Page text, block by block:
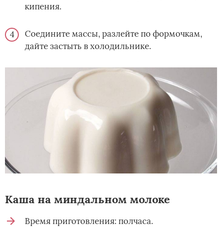
кипения.
Соедините массы, разлейте по формочкам,
дайте застыть в холодильнике.
Каша на миндальном молоке
Время приготовления: полчаса.